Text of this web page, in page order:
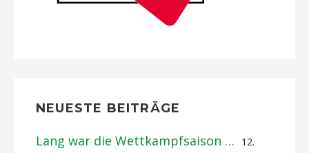
NEUESTE BEITRÄGE
Lang war die Wettkampfsaison …
12.